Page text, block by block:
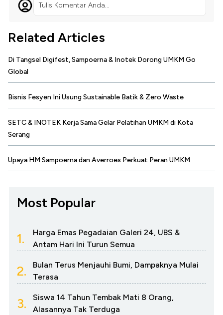
Tulis Komentar Anda...
Related Articles
Di Tangsel Digifest, Sampoerna & Inotek Dorong UMKM Go
Global
Bisnis Fesyen Ini Usung Sustainable Batik & Zero Waste
SETC & INOTEK Kerja Sama Gelar Pelatihan UMKM di Kota
Serang
Upaya HM Sampoerna dan Averroes Perkuat Peran UMKM
Most Popular
1.
Harga Emas Pegadaian Galeri 24, UBS &
Antam Hari Ini Turun Semua
2.
Bulan Terus Menjauhi Bumi, Dampaknya Mulai
Terasa
3.
Siswa 14 Tahun Tembak Mati 8 Orang,
Alasannya Tak Terduga